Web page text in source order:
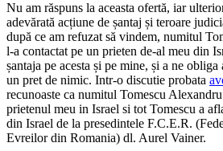
Nu am răspuns la aceasta ofertă, iar
adevărată acțiune de șantaj și teroare
după ce am refuzat să vindem, numitul
l-a contactat pe un prieten de-al meu din
șantaja pe acesta și pe mine, și a ne
un pret de nimic. Intr-o discutie probata
recunoaste ca numitul Tomescu
prietenul meu in Israel si tot Tomescu a
din Israel de la presedintele F.C.E.R.
Evreilor din Romania) dl. Aurel Vainer.